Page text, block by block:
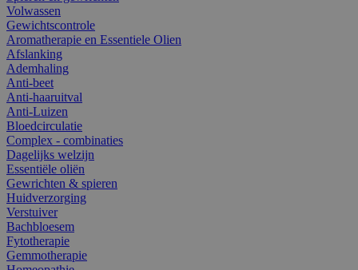
Volwassen
Gewichtscontrole
Aromatherapie en Essentiele Olien
Afslanking
Ademhaling
Anti-beet
Anti-haaruitval
Anti-Luizen
Bloedcirculatie
Complex - combinaties
Dagelijks welzijn
Essentiële oliën
Gewrichten & spieren
Huidverzorging
Verstuiver
Bachbloesem
Fytotherapie
Gemmotherapie